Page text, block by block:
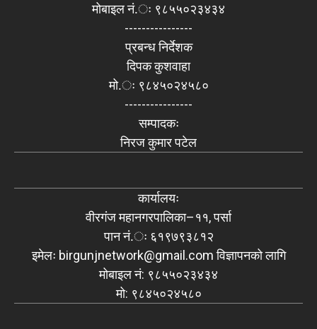
मोबाइल नं.ः ९८५५०२३४३४
----------------
प्रबन्ध निर्देशक
दिपक कुशवाहा
मो.ः ९८४५०२४५८०
----------------
सम्पादकः
निरज कुमार पटेल
कार्यालयः
वीरगंज महानगरपालिका–११, पर्सा
पान नं.ः ६१९७९३८१२
इमेलः birgunjnetwork@gmail.comविज्ञापनको लागि
मोबाइल नं: ९८५५०२३४३४
मो: ९८४५०२४५८०